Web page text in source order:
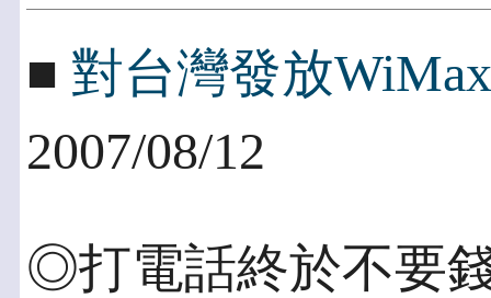
■ 對台灣發放
2007/08/12
◎打電話終於不要